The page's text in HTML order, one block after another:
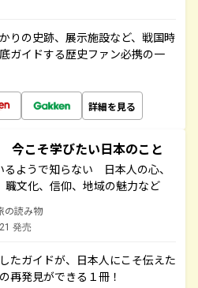
りの史跡、展示施設など、戦国時
ガイドする歴史ファン必携の一
詳細を見る
今こそ学びたい日本のこと
るようで知らない 日本人の心、
職文化、信仰、地域の魅力など
の読み物
発売
たガイドが、日本人にこそ伝えた
再発見ができる１冊！